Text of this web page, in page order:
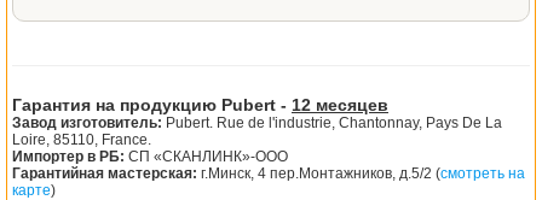
Гарантия на продукцию Pubert - 12 месяцев
Завод изготовитель: Pubert. Rue de l'industrie, Chantonnay, Pays De La
Loire, 85110, France.
Импортер в РБ: СП «СКАНЛИНК»-ООО
Гарантийная мастерская: г.Минск, 4 пер.Монтажников, д.5/2 (смотреть на
карте)